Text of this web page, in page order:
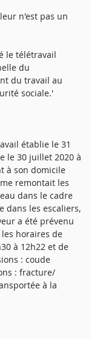
n'est pas un
le télétravail
du
du travail au
sociale.'
établie le 31
le 30 juillet 2020 à
à son domicile
remontait les
dans le cadre
dans les escaliers,
a été prévenu
horaires de
à 12h22 et de
: coude
: fracture/
à la